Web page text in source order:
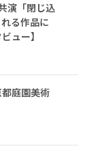
演「閉じ込
る作品に
ュー】
庭園美術